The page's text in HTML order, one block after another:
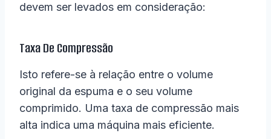
devem ser levados em consideração:
Taxa De Compressão
Isto refere-se à relação entre o volume
original da espuma e o seu volume
comprimido. Uma taxa de compressão mais
alta indica uma máquina mais eficiente.